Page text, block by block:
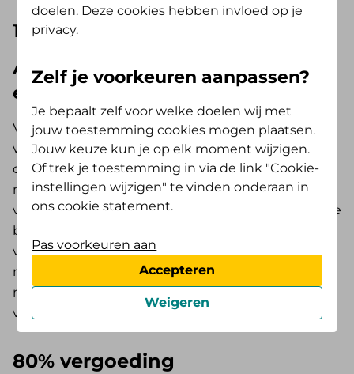
100% vergoeding
AV Tand Standaard, AV Tand Extra
en AV Tand Optimaal
Voor de meest voorkomende kosten krijg je een
volledige vergoeding. Dit zijn kosten voor een
consult en diagnostiek (C-codes), preventieve
mondzorg (M-codes), vullingen (V-codes) en
verdovingen (A-codes). Ook de eigen bijdrage uit de
basisverzekering voor een volledige boven- en/of
volledige onderprothese wordt voor 100% vergoed,
met uitzondering van de eigen bijdrage voor
materiaal- en techniekkosten. Hiervoor geldt een
vergoeding van 80%.
80% vergoeding
doelen. Deze cookies hebben invloed op je
privacy.
Zelf je voorkeuren aanpassen?
Je bepaalt zelf voor welke doelen wij met
jouw toestemming cookies mogen plaatsen.
Jouw keuze kun je op elk moment wijzigen.
Of trek je toestemming in via de link "Cookie-
instellingen wijzigen" te vinden onderaan in
ons cookie statement.
Pas voorkeuren aan
Accepteren
Weigeren